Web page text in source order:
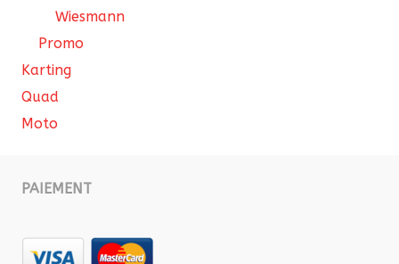
Wiesmann
Promo
Karting
Quad
Moto
PAIEMENT